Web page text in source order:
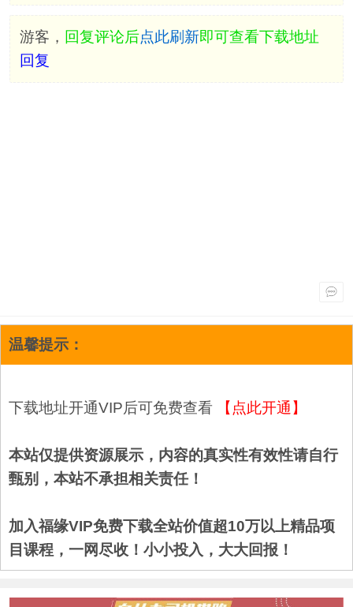
游客， 回复评论后点此刷新即可查看下载地址
回复
温馨提示：
下载地址开通VIP后可免费查看 【点此开通】
本站仅提供资源展示，内容的真实性有效性请自行
甄别，本站不承担相关责任！
加入福缘VIP免费下载全站价值超10万以上精品项
目课程，一网尽收！小小投入，大大回报！